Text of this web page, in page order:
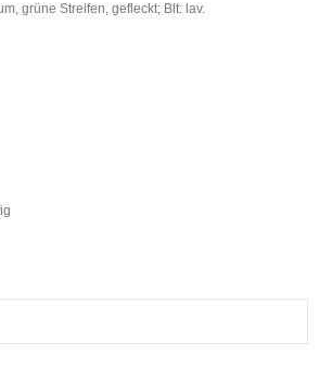
grüne Streifen, gefleckt; Blt: lav.